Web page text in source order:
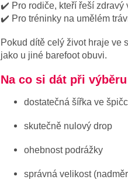
✔️ Pro rodiče, kteří řeší zdravý
✔️ Pro tréninky na umělém
Pokud dítě celý život hraje ve
jako u jiné barefoot obuvi.
Na co si dát při
dostatečná šířka ve
skutečně nulový drop
ohebnost podrážky
správná velikost